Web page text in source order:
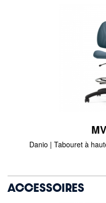
Danio | Tabouret à
ACCESSOIRES